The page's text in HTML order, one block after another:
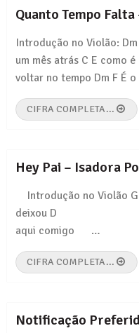
Quanto Tempo
Introdução no Violão:
um mês atrás C E como
voltar no tempo Dm F É
CIFRA COMPLETA...
Hey Pai – Isadora
Introdução no Violão
deixou D Em Eu
aqui comigo …
CIFRA COMPLETA...
Notificação